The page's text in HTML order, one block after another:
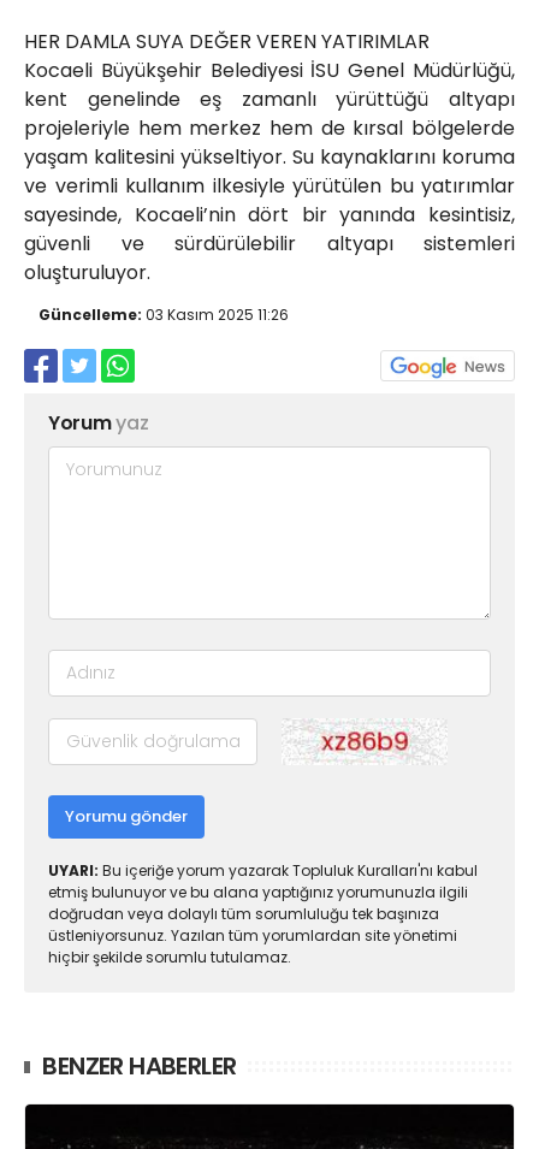
HER DAMLA SUYA DEĞER VEREN YATIRIMLAR
Kocaeli Büyükşehir Belediyesi İSU Genel Müdürlüğü,
kent genelinde eş zamanlı yürüttüğü altyapı
projeleriyle hem merkez hem de kırsal bölgelerde
yaşam kalitesini yükseltiyor. Su kaynaklarını koruma
ve verimli kullanım ilkesiyle yürütülen bu yatırımlar
sayesinde, Kocaeli’nin dört bir yanında kesintisiz,
güvenli ve sürdürülebilir altyapı sistemleri
oluşturuluyor.
Güncelleme: 03 Kasım 2025 11:26
Yorumyaz
Yorumu gönder
UYARI: Bu içeriğe yorum yazarak Topluluk Kuralları'nı kabul
etmiş bulunuyor ve bu alana yaptığınız yorumunuzla ilgili
doğrudan veya dolaylı tüm sorumluluğu tek başınıza
üstleniyorsunuz. Yazılan tüm yorumlardan site yönetimi
hiçbir şekilde sorumlu tutulamaz.
BENZER HABERLER